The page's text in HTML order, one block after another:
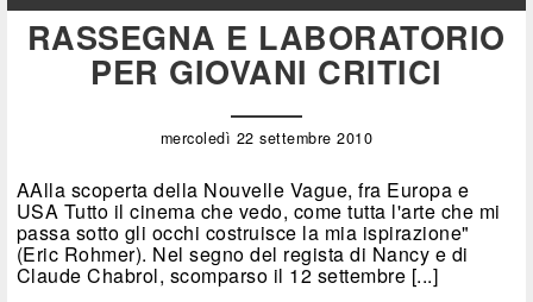
RASSEGNA E LABORATORIO
PER GIOVANI CRITICI
mercoledì 22 settembre 2010
AAlla scoperta della Nouvelle Vague, fra Europa e
USA Tutto il cinema che vedo, come tutta l'arte che mi
passa sotto gli occhi costruisce la mia ispirazione"
(Eric Rohmer). Nel segno del regista di Nancy e di
Claude Chabrol, scomparso il 12 settembre [...]